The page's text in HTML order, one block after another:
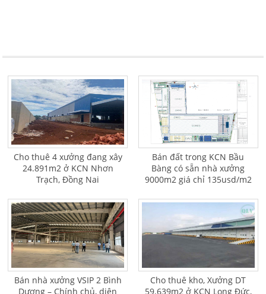
Cho thuê 4 xưởng đang xây
24.891m2 ở KCN Nhơn
Trạch, Đồng Nai
Bán đất trong KCN Bầu
Bàng có sẵn nhà xưởng
9000m2 giá chỉ 135usd/m2
Bán nhà xưởng VSIP 2 Bình
Dương – Chính chủ, diện
Cho thuê kho, Xưởng DT
59.639m2 ở KCN Long Đức,